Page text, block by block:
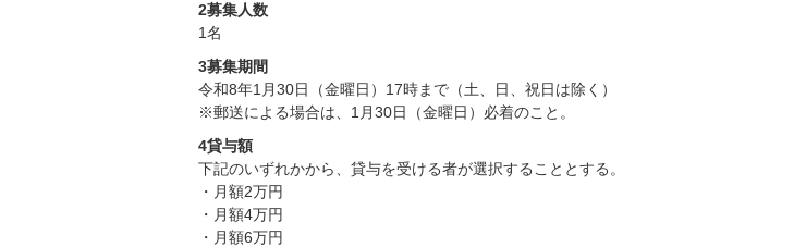
2募集人数
1名
3募集期間
令和8年1月30日（金曜日）17時まで（土、日、祝日は除く）
※郵送による場合は、1月30日（金曜日）必着のこと。
4貸与額
下記のいずれかから、貸与を受ける者が選択することとする。
・月額2万円
・月額4万円
・月額6万円